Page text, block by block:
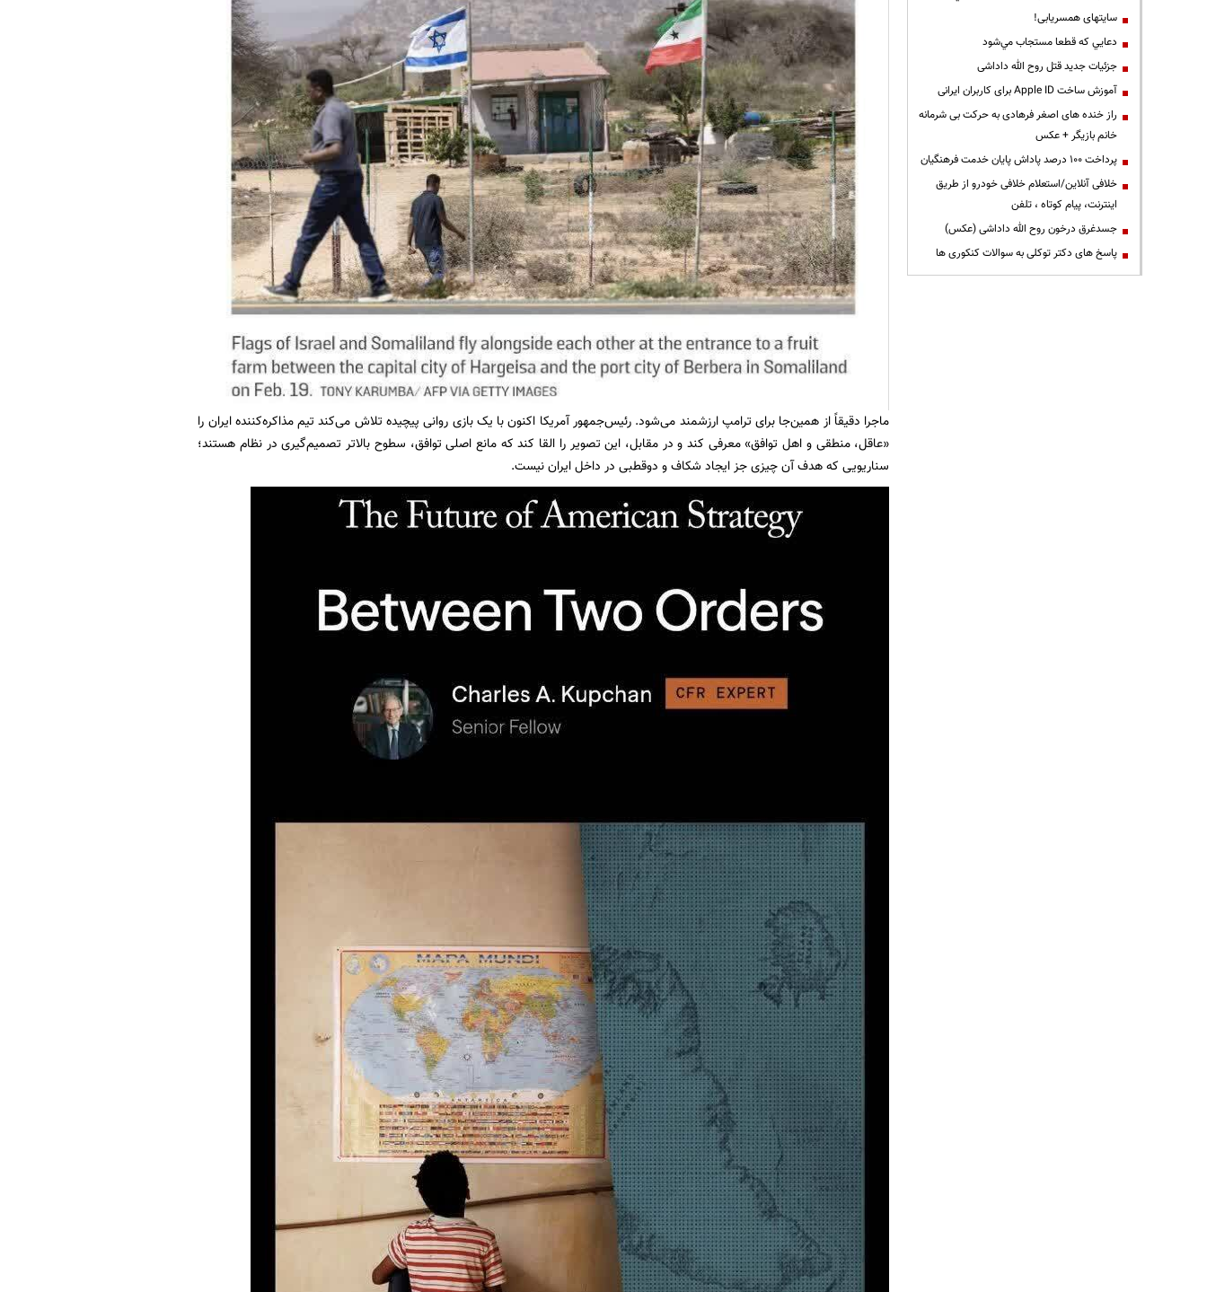
ماجرا دقیقاً از همین‌جا برای ترامپ ارزشمند می‌شود. رئیس‌جمهور آمریکا اکنون با یک بازی روانی پیچیده تلاش می‌کند تیم مذاکره‌کننده ایران را
«عاقل، منطقی و اهل توافق» معرفی کند و در مقابل، این تصویر را القا کند که مانع اصلی توافق، سطوح بالاتر تصمیم‌گیری در نظام هستند؛
سناریویی که هدف آن چیزی جز ایجاد شکاف و دوقطبی در داخل ایران نیست.
سایتهای همسریابی!
دعايي كه قطعا مستجاب مي‌شود
جزئیات جدید قتل روح الله داداشی
آموزش ساخت Apple ID برای کاربران ایرانی
راز خنده های اصغر فرهادی به حرکت بی شرمانه
خانم بازیگر + عکس
پرداخت ۱۰۰ درصد پاداش پایان خدمت فرهنگیان
خلافی آنلاین/استعلام خلافی خودرو از طریق
اینترنت، پیام کوتاه ، تلفن
جسدغرق درخون روح الله داداشی (عکس)
پاسخ های دکتر توکلی به سوالات کنکوری ها